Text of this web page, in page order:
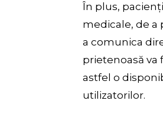
În plus,
medicale, de
a comunica
prietenoasă va
astfel o
utilizatorilor.